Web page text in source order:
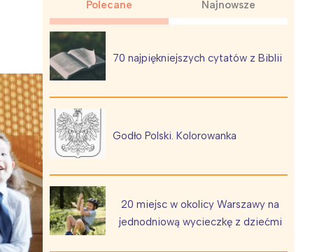
Polecane Najnowsze
70 najpiękniejszych cytatów z Biblii
Godło Polski. Kolorowanka
20 miejsc w okolicy Warszawy na
jednodniową wycieczkę z dziećmi